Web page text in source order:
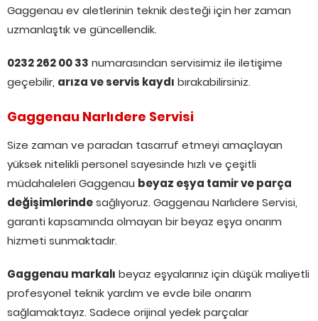
Gaggenau ev aletlerinin teknik desteği için her zaman
uzmanlaştık ve güncellendik.
0232 262 00 33 numarasından servisimiz ile iletişime
geçebilir, arıza ve servis kaydı bırakabilirsiniz.
Gaggenau Narlıdere Servisi
Size zaman ve paradan tasarruf etmeyi amaçlayan
yüksek nitelikli personel sayesinde hızlı ve çeşitli
müdahaleleri Gaggenau beyaz eşya tamir ve parça
değişimlerindesağlıyoruz. Gaggenau Narlıdere Servisi,
garanti kapsamında olmayan bir beyaz eşya onarım
hizmeti sunmaktadır.
Gaggenau markalı beyaz eşyalarınız için düşük maliyetli
profesyonel teknik yardım ve evde bile onarım
sağlamaktayız. Sadece orijinal yedek parçalar